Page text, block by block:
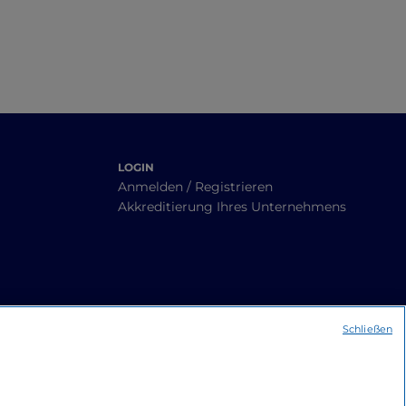
LOGIN
Anmelden / Registrieren
Akkreditierung Ihres Unternehmens
Schließen